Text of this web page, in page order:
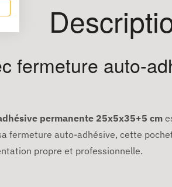
fermeture auto-
permanente 25x5x35+5 cm
fermeture auto-adhésive, cette
propre et professionnelle.